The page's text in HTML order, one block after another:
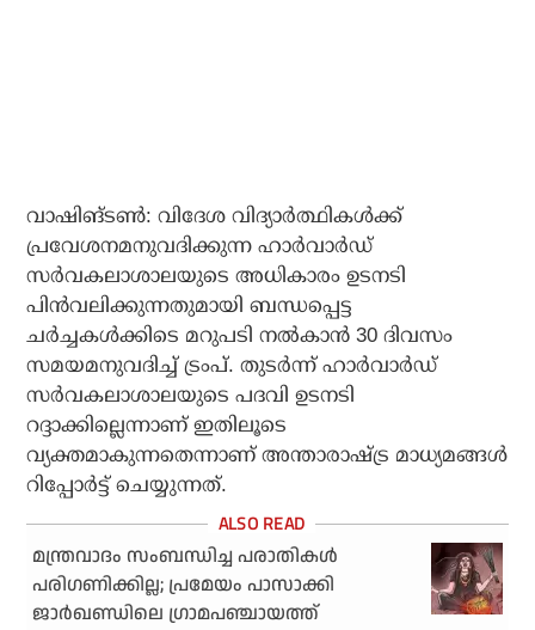
വാഷിങ്ടണ്‍: വിദേശ വിദ്യാര്‍ത്ഥികള്‍ക്ക്
പ്രവേശനമനുവദിക്കുന്ന ഹാര്‍വാര്‍ഡ്
സര്‍വകലാശാലയുടെ അധികാരം ഉടനടി
പിന്‍വലിക്കുന്നതുമായി ബന്ധപ്പെട്ട
ചര്‍ച്ചകള്‍ക്കിടെ മറുപടി നല്‍കാന്‍ 30 ദിവസം
സമയമനുവദിച്ച് ട്രംപ്. തുടര്‍ന്ന് ഹാര്‍വാര്‍ഡ്
സര്‍വകലാശാലയുടെ പദവി ഉടനടി
റദ്ദാക്കില്ലെന്നാണ് ഇതിലൂടെ
വ്യക്തമാകുന്നതെന്നാണ് അന്താരാഷ്ട്ര മാധ്യമങ്ങള്‍
റിപ്പോര്‍ട്ട് ചെയ്യുന്നത്.
മന്ത്രവാദം സംബന്ധിച്ച പരാതികള്‍
പരിഗണിക്കില്ല; പ്രമേയം പാസാക്കി
ജാര്‍ഖണ്ഡിലെ ഗ്രാമപഞ്ചായത്ത്